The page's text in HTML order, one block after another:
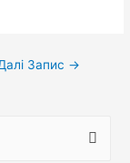
Запис →